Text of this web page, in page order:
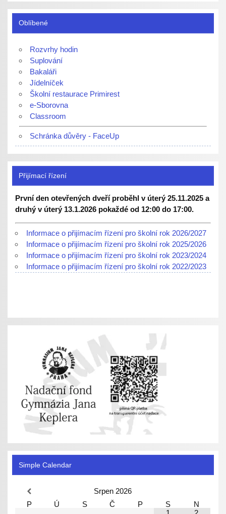
Oblíbené
Rozvrhy hodin
Suplování
Bakaláři
Jídelníček
Školní restaurace Primirest
e-Sborovna
Classroom
Schránka důvěry - FaceUp
Přijímací řízení
První den otevřených dveří proběhl v úterý 25.11.2025 a
druhý v úterý 13.1.2026 pokaždé od 12:00 do 17:00.
Informace o přijímacím řízení pro školní rok 2026/2027
Informace o přijímacím řízení pro školní rok 2025/2026
Informace o přijímacím řízení pro školní rok 2023/2024
Informace o přijímacím řízení pro školní rok 2022/2023
Simple Calendar
Srpen 2026
P
Ú S Č P S
N